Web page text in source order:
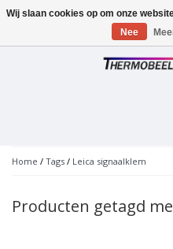
Toggle
Home / Tags / Leica signaalklem
Producten getagd
Wij slaan cookies op om onze
Nee